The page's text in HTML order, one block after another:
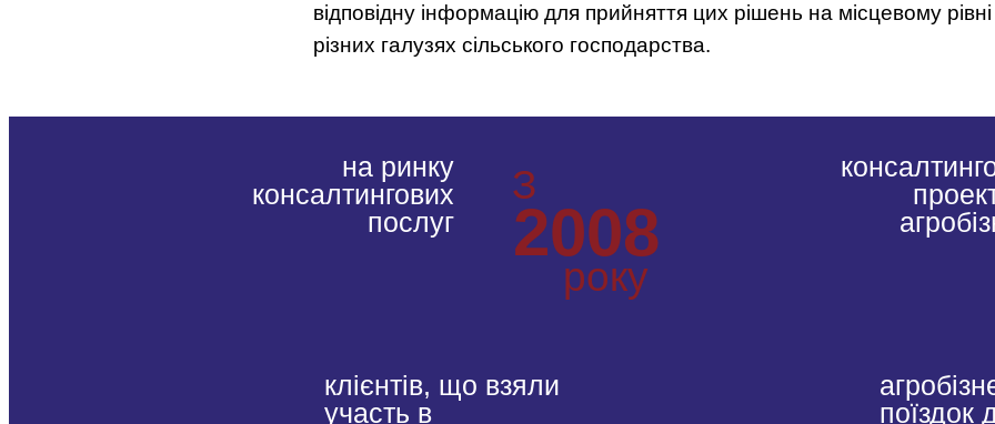
відповідну інформацію для прийняття цих рішень на місцевому
різних галузях сільського господарства.
на ринку
консалтингових
послуг
клієнтів, що взяли
участь в
З
2008
року